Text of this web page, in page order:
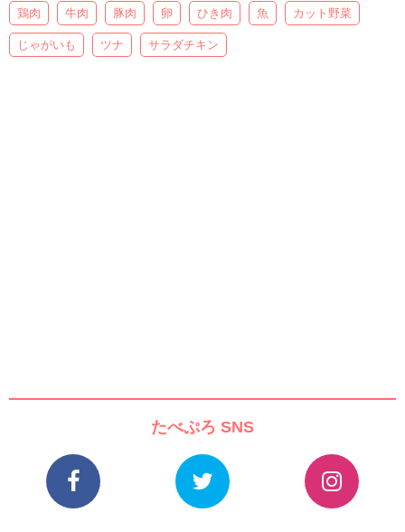
鶏肉 牛肉 豚肉 卵 ひき肉 魚 カット野菜
じゃがいも ツナ サラダチキン
たべぷろ SNS